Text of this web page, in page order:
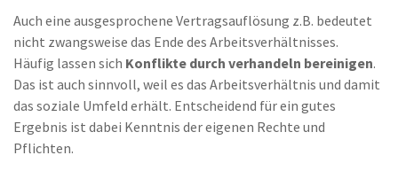
Auch eine ausgesprochene Vertragsauflösung z.B. bedeutet
nicht zwangsweise das Ende des Arbeitsverhältnisses.
Häufig lassen sich Konflikte durch verhandeln bereinigen.
Das ist auch sinnvoll, weil es das Arbeitsverhältnis und damit
das soziale Umfeld erhält. Entscheidend für ein gutes
Ergebnis ist dabei Kenntnis der eigenen Rechte und
Pflichten.